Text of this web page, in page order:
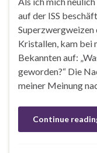
auf der ISS
Kristallen, kam bei
Bekannten auf:
geworden?“ Die
meiner Meinung
Continue